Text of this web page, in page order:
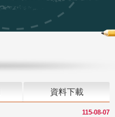
資料下載
115-08-07